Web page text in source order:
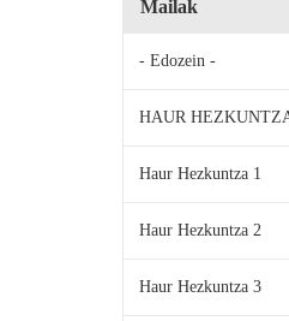
Mailak
- Edozein -
HAUR
Haur Hezkuntza 1
Haur Hezkuntza 2
Haur Hezkuntza 3